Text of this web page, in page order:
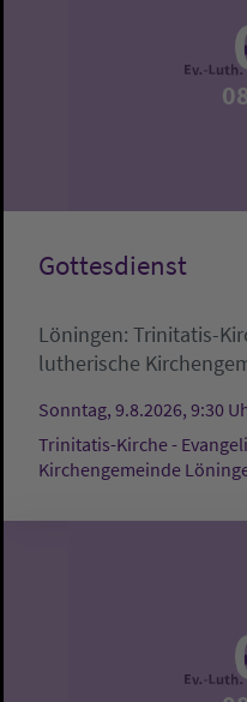
Gottesdienst
Löningen: Trinitatis-
lutherische
Sonntag, 9.8.2026, 9:30
Trinitatis-Kirche -
Kirchengemeinde